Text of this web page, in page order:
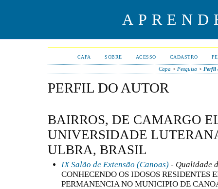
CAPA SOBRE ACESSO CADASTRO
Capa > Pesquisa > Perfil
PERFIL DO AUTOR
BAIRROS, DE CAMARGO
UNIVERSIDADE
ULBRA, BRASIL
IX Salão de Extensão (Canoas) - Qualidade
CONHECENDO OS IDOSOS
PERMANENCIA NO MUNICIPIO DE